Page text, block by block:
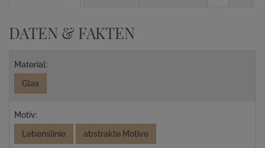
DATEN & FAKTEN
Material:
Glas
Motiv:
Lebenslinie
abstrakte Motive